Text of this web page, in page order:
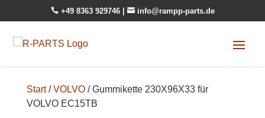
+49 8363 929746 info@rampp-parts.de
Start/VOLVO/ Gummikette 230X96X33 für
VOLVO EC15TB